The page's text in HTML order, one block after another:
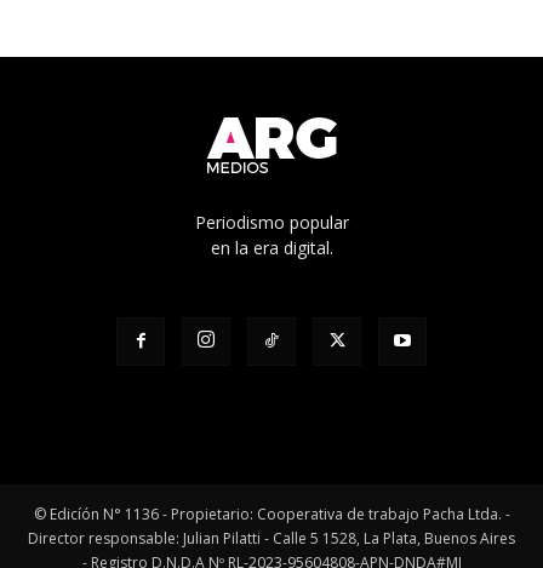
Periodismo popular
en la era digital.
© Edicíón N° 1136 - Propietario: Cooperativa de trabajo Pacha Ltda. -
Director responsable: Julian Pilatti - Calle 5 1528, La Plata, Buenos Aires
- Registro D.N.D.A Nº RL-2023-95604808-APN-DNDA#MJ